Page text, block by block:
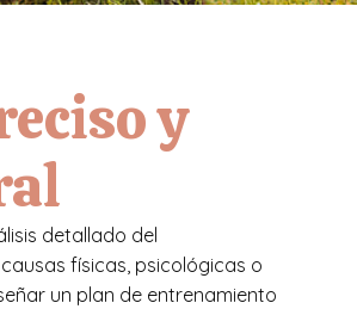
y
detallado del
físicas, psicológicas o
un plan de entrenamiento